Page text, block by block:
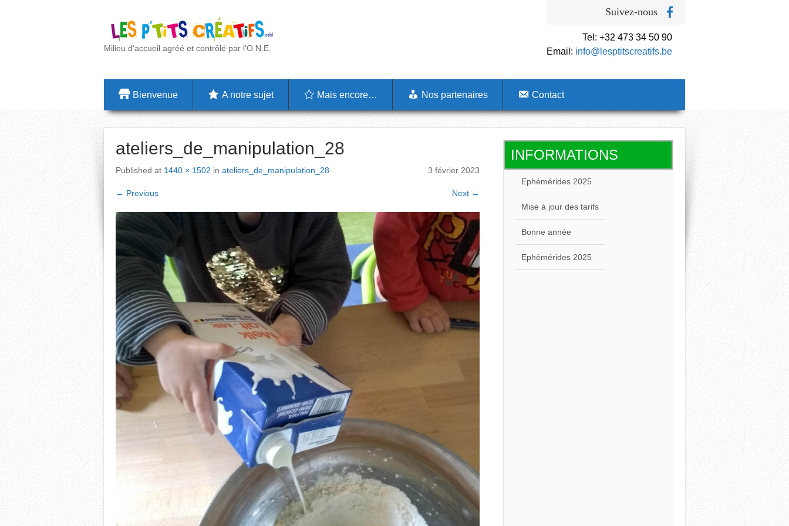
Milieu d'accueil agréé et contrôlé par l’O.N.E.
Suivez-nous
Tel: +32 473 34 50 90
Email: info@lesptitscreatifs.be
Bienvenue A notre sujet Mais encore… Nos partenaires Contact
ateliers_de_manipulation_28
Published 3 février 2023
at 1440 × 1502 in ateliers_de_manipulation_28
← Previous Next →
INFORMATIONS